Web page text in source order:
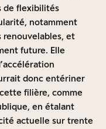
de flexibilités
notamment
renouvelables, et
future. Elle
donc entériner
filière, comme
en étalant
actuelle sur trente